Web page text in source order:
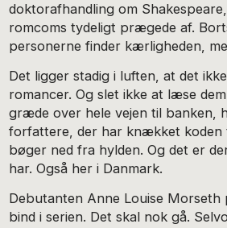
doktorafhandling om
romcoms tydeligt prægede af.
personerne finder kærligheden,
Det ligger stadig i luften, at det
romancer. Og slet ikke at læse
græde over hele vejen til banken,
forfattere, der har knækket koden
bøger ned fra hylden. Og det er
har. Også her i Danmark.
Debutanten Anne Louise
bind i serien. Det skal nok gå.